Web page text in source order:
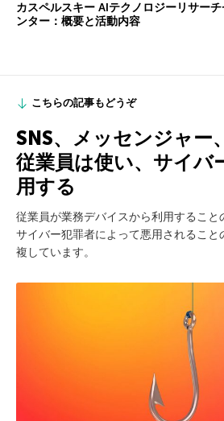
カスペルスキー AIテクノロジーリサーチ
ンター：概要と活動内容
こちらの記事もどうぞ
SNS、メッセンジャー
従業員は使い、サイバ
用する
従業員が業務デバイスから利用すること
サイバー犯罪者によって悪用されること
複しています。